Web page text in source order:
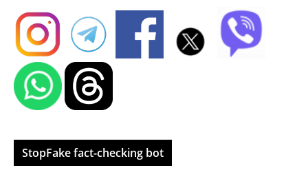
StopFake fact-checking bot